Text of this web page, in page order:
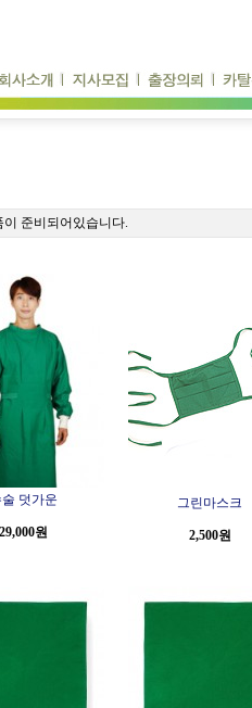
준비되어있습니다.
덧가운
원
그린마스크
2,500원